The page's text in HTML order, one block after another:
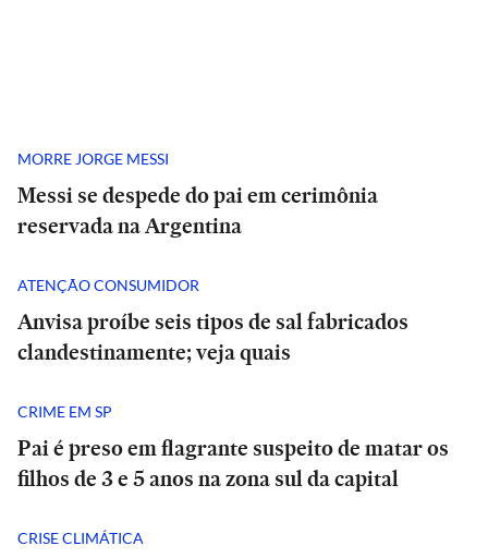
MORRE JORGE MESSI
Messi se despede do pai em cerimônia
reservada na Argentina
ATENÇÃO CONSUMIDOR
Anvisa proíbe seis tipos de sal fabricados
clandestinamente; veja quais
CRIME EM SP
Pai é preso em flagrante suspeito de matar os
filhos de 3 e 5 anos na zona sul da capital
CRISE CLIMÁTICA